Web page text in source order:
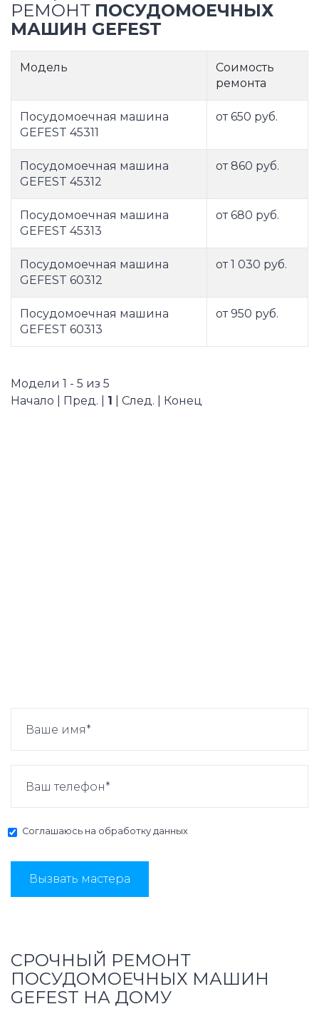
РЕМОНТ ПОСУДОМОЕЧНЫХ
МАШИН GEFEST
Модель
Соимость
ремонта
Посудомоечная машина
GEFEST 45311
от 650 руб.
Посудомоечная машина
GEFEST 45312
от 860 руб.
Посудомоечная машина
GEFEST 45313
от 680 руб.
Посудомоечная машина
GEFEST 60312
от 1 030 руб.
Посудомоечная машина
GEFEST 60313
от 950 руб.
Модели 1 - 5 из 5
Начало | Пред. | 1 | След. | Конец
Соглашаюсь на обработку данных
Вызвать мастера
СРОЧНЫЙ РЕМОНТ
ПОСУДОМОЕЧНЫХ МАШИН
GEFEST НА ДОМУ